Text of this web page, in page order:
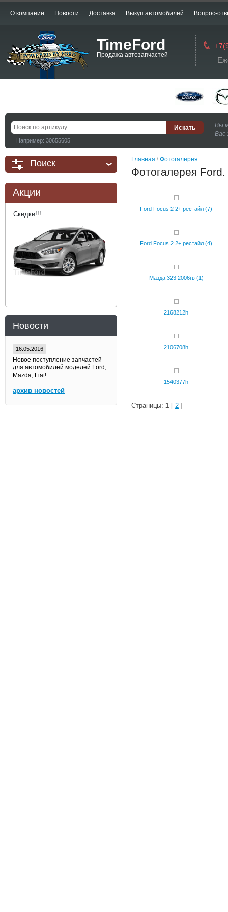
О компании Новости Доставка Выкуп автомобилей Вопрос-
TimeFord
Продажа автозапчастей
Например: 30655605
Вы
Вас
Поиск
Акции
Скидки!!!
Новости
16.05.2016
Новое поступление запчастей
для автомобилей моделей Ford,
Mazda, Fiat!
архив новостей
Главная \ Фотогалерея
Фотогалерея
Ford Focus 2 2+ рестайл (7)
Ford Focus 2 2+ рестайл (4)
Мазда 323 2006гв (1)
2168212h
2106708h
1540377h
Страницы: 1 [ 2 ]